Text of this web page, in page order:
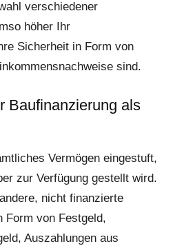
verschiedener
höher Ihr
Sicherheit in Form von
sind.
Baufinanzierung als
Vermögen eingestuft,
zur Verfügung gestellt wird.
nicht finanzierte
Form von Festgeld,
Auszahlungen aus